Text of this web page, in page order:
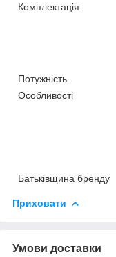
Комплектація
Потужність
Особливості
Батьківщина бренду
Приховати
Умови доставки